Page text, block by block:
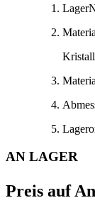
AN LAGER
Preis auf